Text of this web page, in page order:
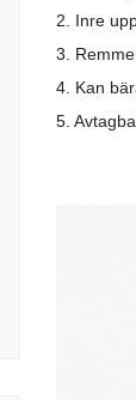
2. Inre
3.
4. Kan
5.